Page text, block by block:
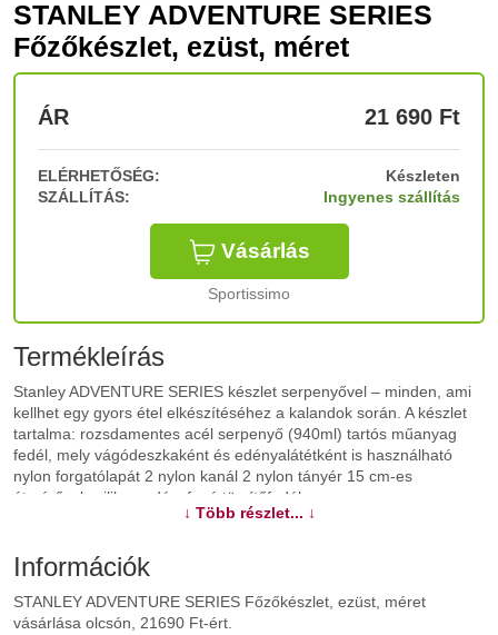
STANLEY ADVENTURE SERIES
Főzőkészlet, ezüst, méret
ÁR 21 690 Ft
ELÉRHETŐSÉG:
Készleten
SZÁLLÍTÁS:
Ingyenes szállítás
Vásárlás
Sportissimo
Termékleírás
Stanley ADVENTURE SERIES készlet serpenyővel – minden, ami
kellhet egy gyors étel elkészítéséhez a kalandok során. A készlet
tartalma: rozsdamentes acél serpenyő (940ml) tartós műanyag
fedél, mely vágódeszkaként és edényalátétként is használható
nylon forgatólapát 2 nylon kanál 2 nylon tányér 15 cm-es
átmérővel szilikon edényfogó tömítőfedél
↓ Több részlet... ↓
Információk
STANLEY ADVENTURE SERIES Főzőkészlet, ezüst, méret
vásárlása olcsón, 21690 Ft-ért.